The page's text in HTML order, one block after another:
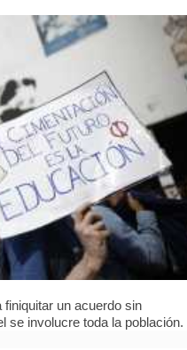
un acuerdo sin
se involucre toda la población.